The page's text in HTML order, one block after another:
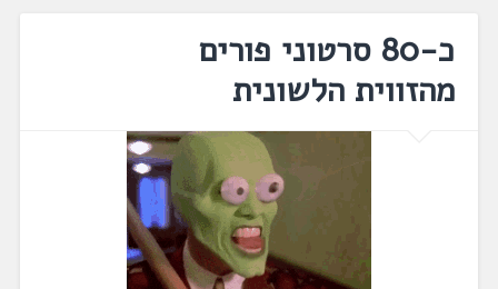
כ-80 סרטוני פורים
מהזווית הלשונית